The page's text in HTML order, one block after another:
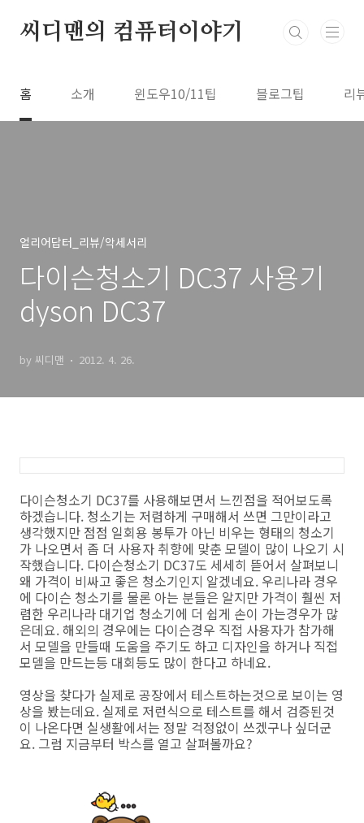
씨디맨의 컴퓨터이야기
홈 소개 윈도우10/11팁 블로그팁 리
얼리어답터_리뷰/악세서리
다이슨청소기 DC37 사용기
dyson DC37
by 씨디맨 2012. 4. 26.
다이슨청소기 DC37를 사용해보면서 느낀점을 적어보도록
하겠습니다. 청소기는 저렴하게 구매해서 쓰면 그만이라고
생각했지만 점점 일회용 봉투가 아닌 비우는 형태의 청소기
가 나오면서 좀 더 사용자 취향에 맞춘 모델이 많이 나오기 시
작했습니다. 다이슨청소기 DC37도 세세히 뜯어서 살펴보니
왜 가격이 비싸고 좋은 청소기인지 알겠네요. 우리나라 경우
에 다이슨 청소기를 물론 아는 분들은 알지만 가격이 훨씬 저
렴한 우리나라 대기업 청소기에 더 쉽게 손이 가는경우가 많
은데요. 해외의 경우에는 다이슨경우 직접 사용자가 참가해
서 모델을 만들때 도움을 주기도 하고 디자인을 하거나 직접
모델을 만드는등 대회등도 많이 한다고 하네요.
영상을 찾다가 실제로 공장에서 테스트하는것으로 보이는 영
상을 봤는데요. 실제로 저런식으로 테스트를 해서 검증된것
이 나온다면 실생활에서는 정말 걱정없이 쓰겠구나 싶더군
요. 그럼 지금부터 박스를 열고 살펴볼까요?